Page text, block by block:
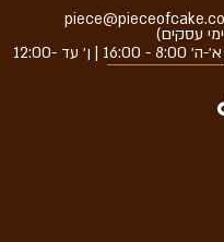
- 16:00 | ן׳ עד -12:00
עסקים)